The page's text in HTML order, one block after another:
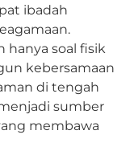
ibadah
hanya soal fisik
kebersamaan
di tengah
sumber
membawa